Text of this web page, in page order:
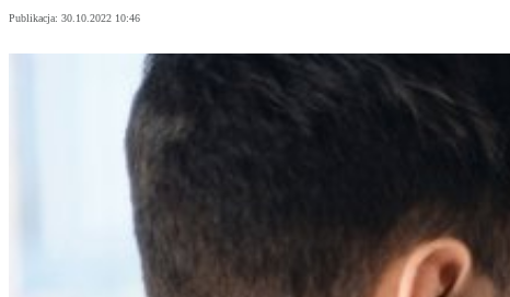
Publikacja: 30.10.2022 10:46